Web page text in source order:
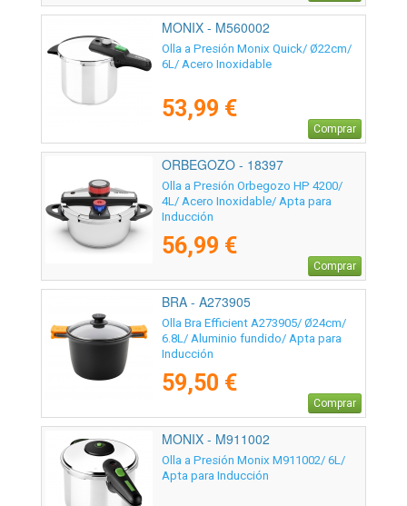
MONIX - M560002
Olla a Presión Monix Quick/ Ø22cm/
6L/ Acero Inoxidable
53,99 €
Comprar
ORBEGOZO - 18397
Olla a Presión Orbegozo HP 4200/
4L/ Acero Inoxidable/ Apta para
Inducción
56,99 €
Comprar
BRA - A273905
Olla Bra Efficient A273905/ Ø24cm/
6.8L/ Aluminio fundido/ Apta para
Inducción
59,50 €
Comprar
MONIX - M911002
Olla a Presión Monix M911002/ 6L/
Apta para Inducción